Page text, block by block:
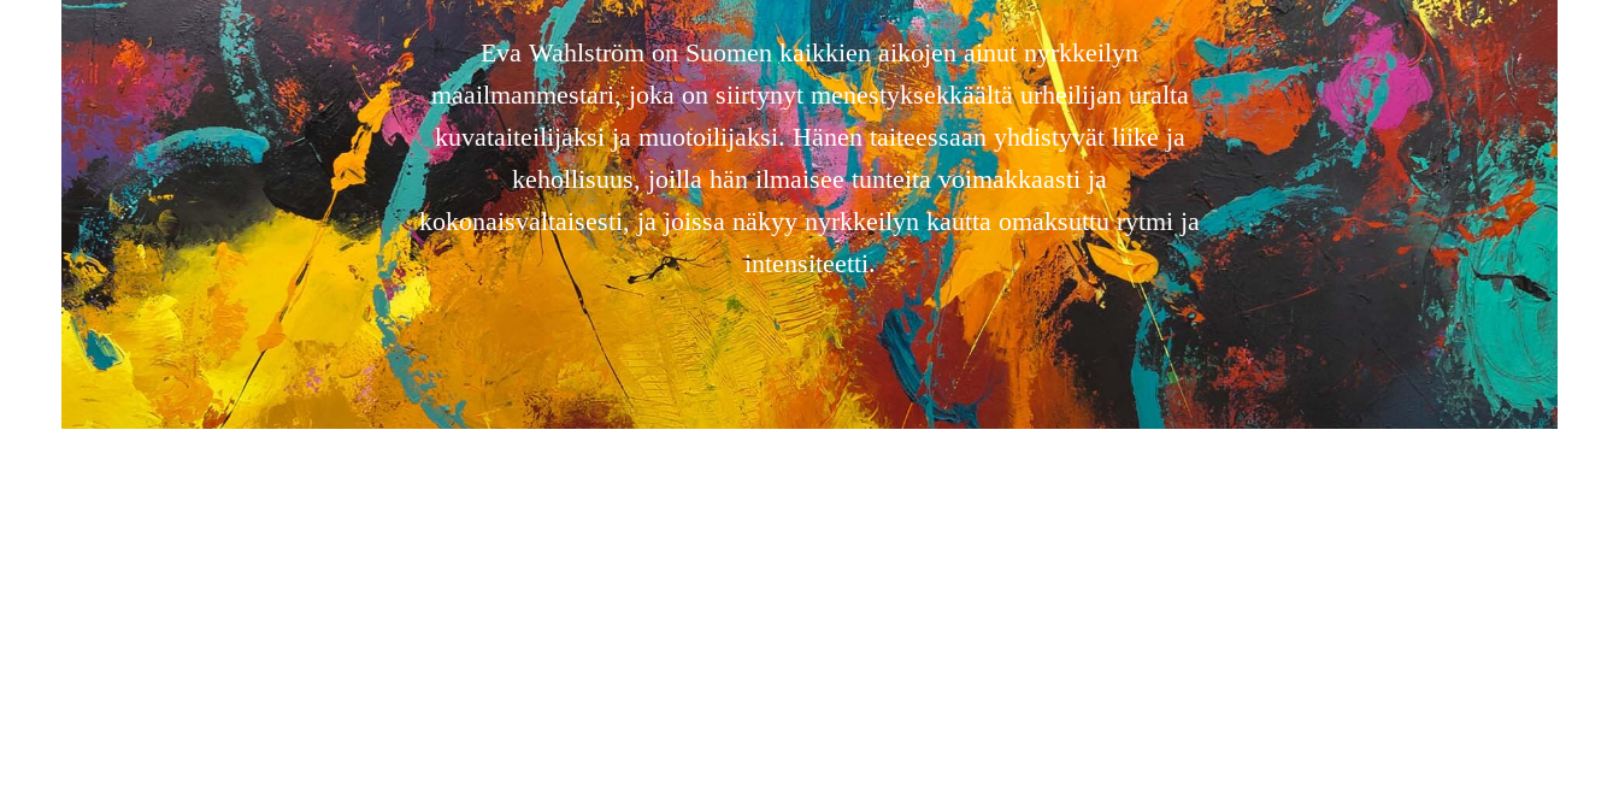
Eva Wahlström on Suomen kaikkien aikojen ainut nyrkkeilyn
maailmanmestari, joka on siirtynyt menestyksekkäältä urheilijan uralta
kuvataiteilijaksi ja muotoilijaksi. Hänen taiteessaan yhdistyvät liike ja
kehollisuus, joilla hän ilmaisee tunteita voimakkaasti ja
kokonaisvaltaisesti, ja joissa näkyy nyrkkeilyn kautta omaksuttu rytmi ja
intensiteetti.